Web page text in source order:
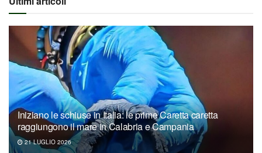
Iniziano le schiuse in Italia: le prime Caretta caretta
raggiungono il mare in Calabria e Campania
21 LUGLIO 2026